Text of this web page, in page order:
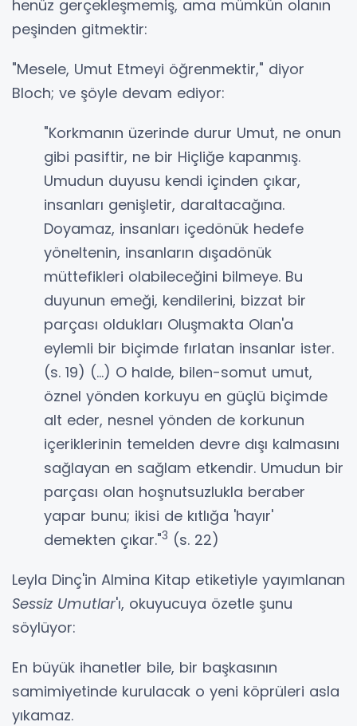
henüz gerçekleşmemiş, ama mümkün olanın
peşinden gitmektir:
"Mesele, Umut Etmeyi öğrenmektir," diyor
Bloch; ve şöyle devam ediyor:
"Korkmanın üzerinde durur Umut, ne onun
gibi pasiftir, ne bir Hiçliğe kapanmış.
Umudun duyusu kendi içinden çıkar,
insanları genişletir, daraltacağına.
Doyamaz, insanları içedönük hedefe
yöneltenin, insanların dışadönük
müttefikleri olabileceğini bilmeye. Bu
duyunun emeği, kendilerini, bizzat bir
parçası oldukları Oluşmakta Olan'a
eylemli bir biçimde fırlatan insanlar ister.
(s. 19) (...) O halde, bilen-somut umut,
öznel yönden korkuyu en güçlü biçimde
alt eder, nesnel yönden de korkunun
içeriklerinin temelden devre dışı kalmasını
sağlayan en sağlam etkendir. Umudun bir
parçası olan hoşnutsuzlukla beraber
yapar bunu; ikisi de kıtlığa 'hayır'
demekten çıkar."3 (s. 22)
Leyla Dinç'in Almina Kitap etiketiyle yayımlanan
Sessiz Umutlar'ı, okuyucuya özetle şunu
söylüyor:
En büyük ihanetler bile, bir başkasının
samimiyetinde kurulacak o yeni köprüleri asla
yıkamaz.